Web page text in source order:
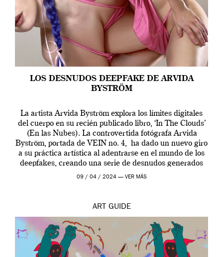
LOS DESNUDOS DEEPFAKE DE ARVIDA
BYSTRÖM
La artista Arvida Byström explora los límites digitales
del cuerpo en su recién publicado libro, ‘In The Clouds’
(En las Nubes). La controvertida fotógrafa Arvida
Byström, portada de VEIN no. 4, ha dado un nuevo giro
a su práctica artística al adentrarse en el mundo de los
deepfakes, creando una serie de desnudos generados
por […]
09 / 04 / 2024 — VER MÁS
ART GUIDE